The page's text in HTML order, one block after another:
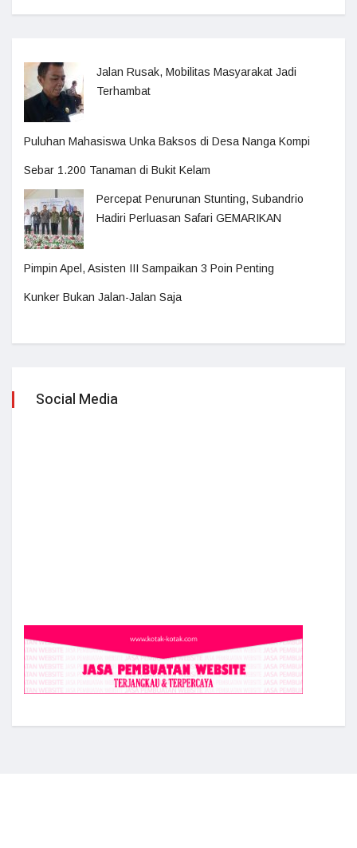
Jalan Rusak, Mobilitas Masyarakat Jadi
Terhambat
Puluhan Mahasiswa Unka Baksos di Desa Nanga Kompi
Sebar 1.200 Tanaman di Bukit Kelam
Percepat Penurunan Stunting, Subandrio
Hadiri Perluasan Safari GEMARIKAN
Pimpin Apel, Asisten III Sampaikan 3 Poin Penting
Kunker Bukan Jalan-Jalan Saja
Social Media